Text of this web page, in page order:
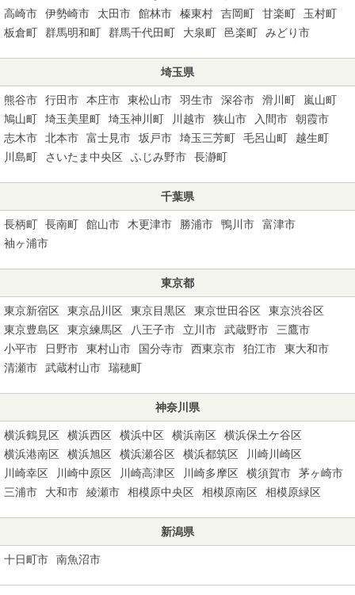
高崎市
伊勢崎市 太田市 館林市 榛東村 吉岡町 甘楽町
玉村町
板倉町
群馬明和町 群馬千代田町 大泉町 邑楽町 みどり市
埼玉県
熊谷市 行田市 本庄市 東松山市 羽生市 深谷市 滑川町
嵐山町
鳩山町
埼玉美里町 埼玉神川町 川越市 狭山市 入間市
朝霞市
志木市
北本市 富士見市 坂戸市 埼玉三芳町 毛呂山町
越生町
川島町
さいたま中央区 ふじみ野市 長瀞町
千葉県
長柄町 長南町 館山市 木更津市 勝浦市 鴨川市
富津市
袖ヶ浦市
東京都
東京新宿区 東京品川区 東京目黒区 東京世田谷区
東京渋谷区
東京豊島区
東京練馬区 八王子市 立川市 武蔵野市
三鷹市
小平市
日野市 東村山市 国分寺市 西東京市 狛江市
東大和市
清瀬市
武蔵村山市 瑞穂町
神奈川県
横浜鶴見区 横浜西区 横浜中区 横浜南区
横浜保土ケ谷区
横浜港南区
横浜旭区 横浜瀬谷区 横浜都筑区
川崎川崎区
川崎幸区
川崎中原区 川崎高津区 川崎多摩区 横須賀市
茅ヶ崎市
三浦市
大和市 綾瀬市 相模原中央区 相模原南区 相模原緑区
新潟県
十日町市 南魚沼市